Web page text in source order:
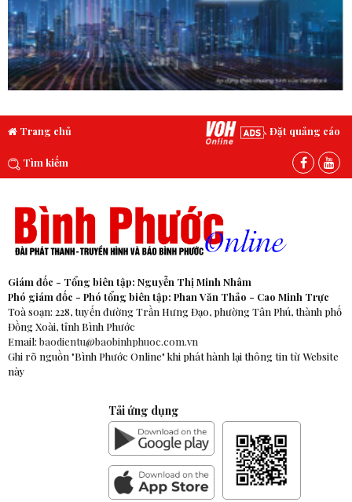
Trang chủ Đặt quảng cáo
Tìm kiếm
Giám đốc - Tổng biên tập: Nguyễn Thị Minh Nhâm
Phó giám đốc - Phó tổng biên tập: Phan Văn Thảo - Cao Minh Trực
Toà soạn: 228, tuyến đường Trần Hưng Đạo, phường Tân Phú, thành phố
Đồng Xoài, tỉnh Bình Phước
Email: baodientu@baobinhphuoc.com.vn
Ghi rõ nguồn "Bình Phước Online" khi phát hành lại thông tin từ Website
này
Tải ứng dụng